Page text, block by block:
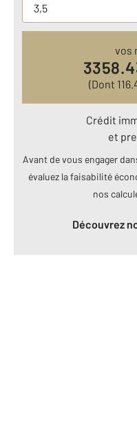
vos
(Dont
Crédit
et
Avant de vous engager
évaluez la faisabilité
nos
Découvrez